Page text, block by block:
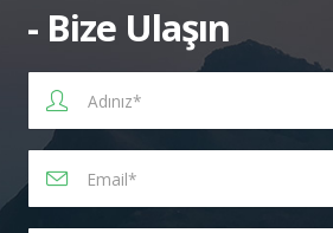
- Bize Ulaşın